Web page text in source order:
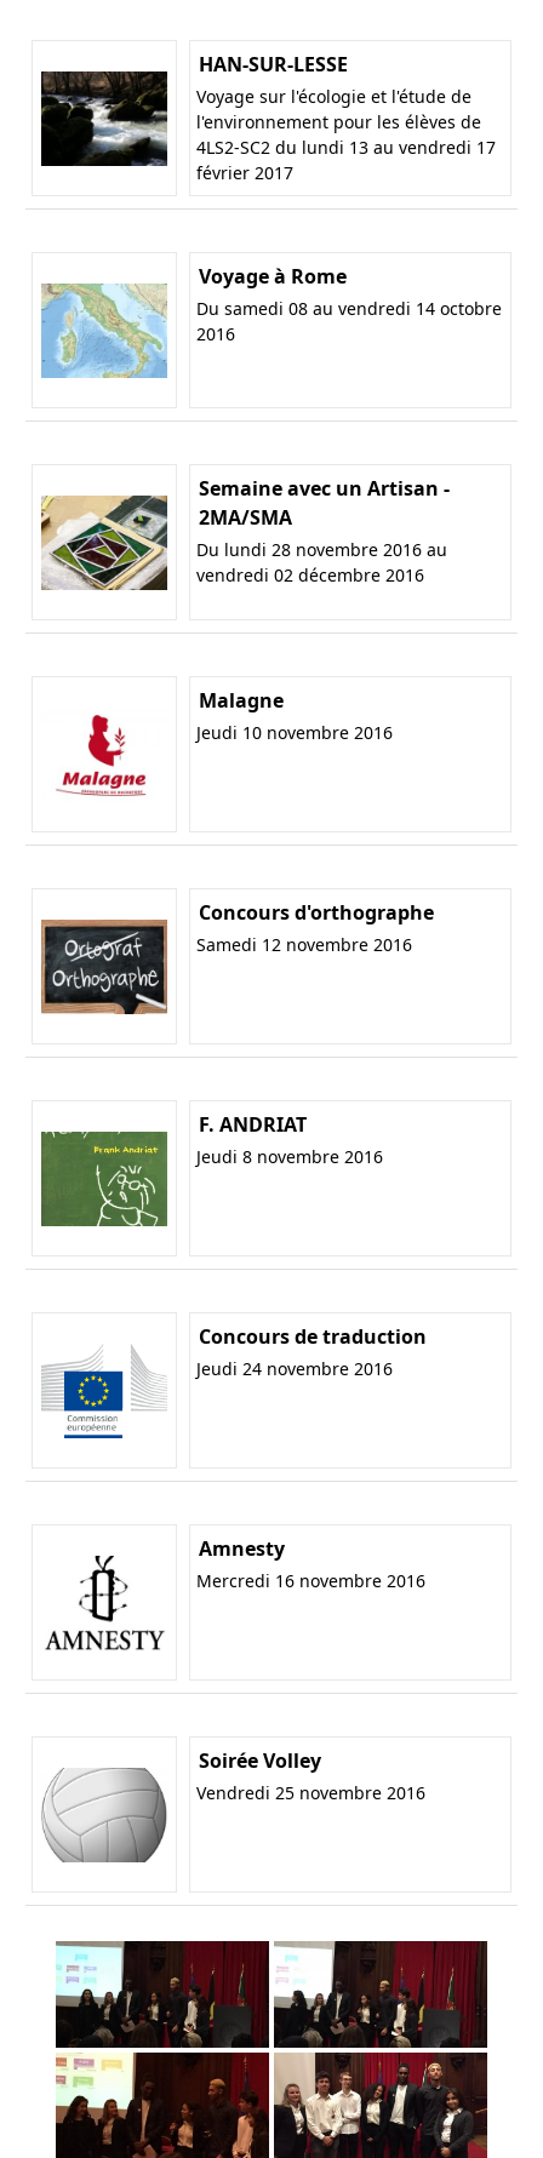
HAN-SUR-LESSE
Voyage sur l'écologie et l'étude de
l'environnement pour les élèves de
4LS2-SC2 du lundi 13 au vendredi 17
février 2017
Voyage à Rome
Du samedi 08 au vendredi 14 octobre
2016
Semaine avec un Artisan -
2MA/SMA
Du lundi 28 novembre 2016 au
vendredi 02 décembre 2016
Malagne
Jeudi 10 novembre 2016
Concours d'orthographe
Samedi 12 novembre 2016
F. ANDRIAT
Jeudi 8 novembre 2016
Concours de traduction
Jeudi 24 novembre 2016
Amnesty
Mercredi 16 novembre 2016
Soirée Volley
Vendredi 25 novembre 2016